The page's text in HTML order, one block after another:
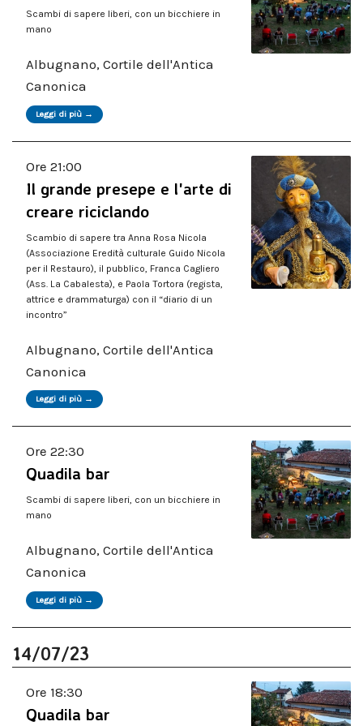
Scambi di sapere liberi, con un bicchiere in
mano
Albugnano, Cortile dell'Antica
Canonica
Leggi di più →
Ore 21:00
Il grande presepe e l'arte di
creare riciclando
Scambio di sapere tra Anna Rosa Nicola
(Associazione Eredità culturale Guido Nicola
per il Restauro), il pubblico, Franca Cagliero
(Ass. La Cabalesta), e Paola Tortora (regista,
attrice e drammaturga) con il “diario di un
incontro”
Albugnano, Cortile dell'Antica
Canonica
Leggi di più →
Ore 22:30
Quadila bar
Scambi di sapere liberi, con un bicchiere in
mano
Albugnano, Cortile dell'Antica
Canonica
Leggi di più →
14/07/23
Ore 18:30
Quadila bar